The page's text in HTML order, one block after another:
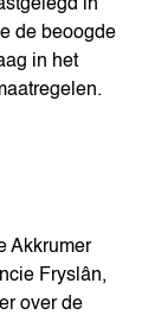
in
de beoogde
in het
Akkrumer
Fryslân,
over de